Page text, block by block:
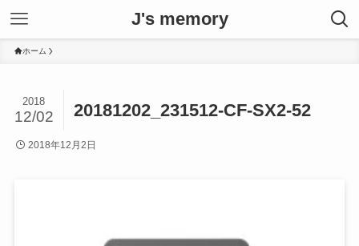
J's memory
ホーム
20181202_231512-CF-SX2-52
2018
12/02
2018年12月2日